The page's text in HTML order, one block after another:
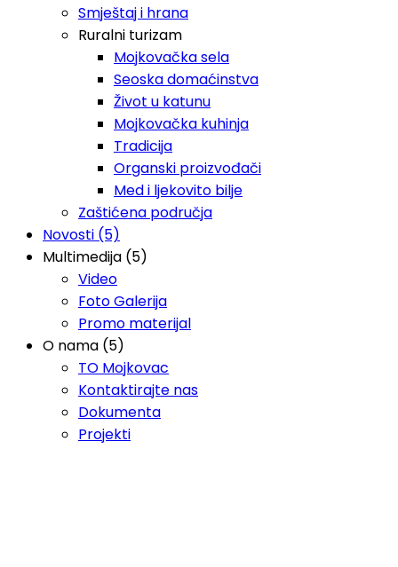
Smještaj i hrana
Ruralni turizam
Mojkovačka sela
Seoska domaćinstva
Život u katunu
Mojkovačka kuhinja
Tradicija
Organski proizvođači
Med i ljekovito bilje
Zaštićena područja
Novosti (5)
Multimedija (5)
Video
Foto Galerija
Promo materijal
O nama (5)
TO Mojkovac
Kontaktirajte nas
Dokumenta
Projekti